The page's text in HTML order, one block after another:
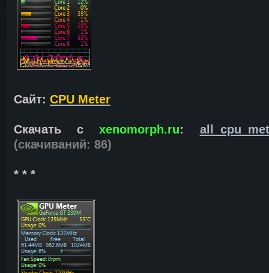
Сайт: CPU Meter
Скачать сxenomorph.ru:
(cкачиваний: 86)
* * *